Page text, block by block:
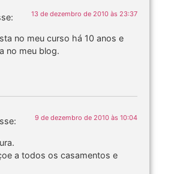
13 de dezembro de 2010 às 23:37
no meu curso há 10 anos e
no meu blog.
9 de dezembro de 2010 às 10:04
a todos os casamentos e